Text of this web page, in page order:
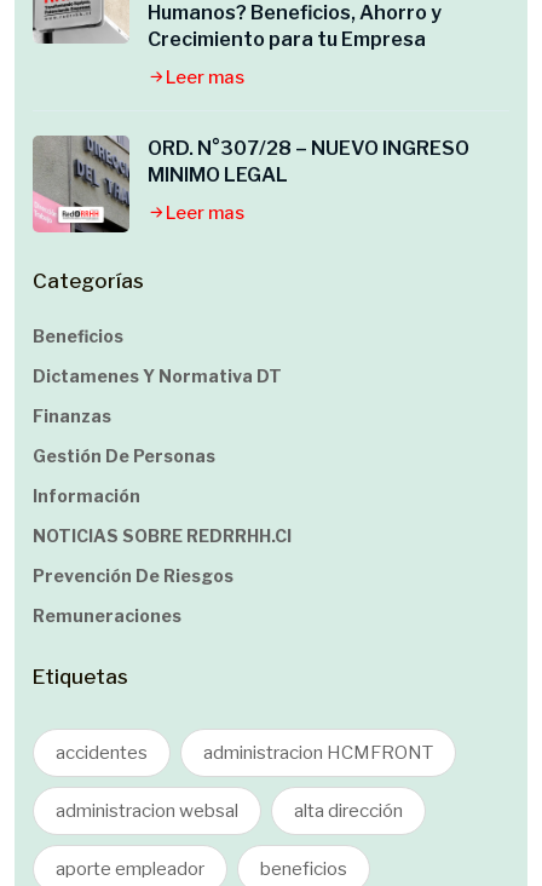
Humanos? Beneficios, Ahorro y
Crecimiento para tu Empresa
Leer mas
ORD. N°307/28 – NUEVO INGRESO
MINIMO LEGAL
Leer mas
Categorías
Beneficios
Dictamenes Y Normativa DT
Finanzas
Gestión De Personas
Información
NOTICIAS SOBRE REDRRHH.cl
Prevención De Riesgos
Remuneraciones
Etiquetas
accidentes administracion HCMFRONT
administracion websal alta dirección
aporte empleador beneficios